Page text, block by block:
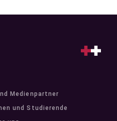
Medienpartner
und Studierende